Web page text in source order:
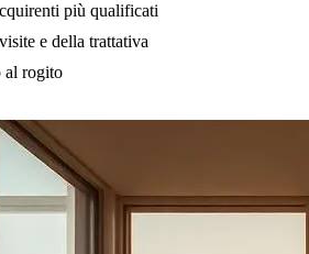
più qualificati
e della trattativa
al rogito